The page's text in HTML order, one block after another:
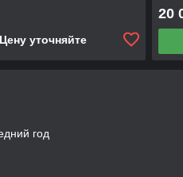
Цену уточняйте
20
год